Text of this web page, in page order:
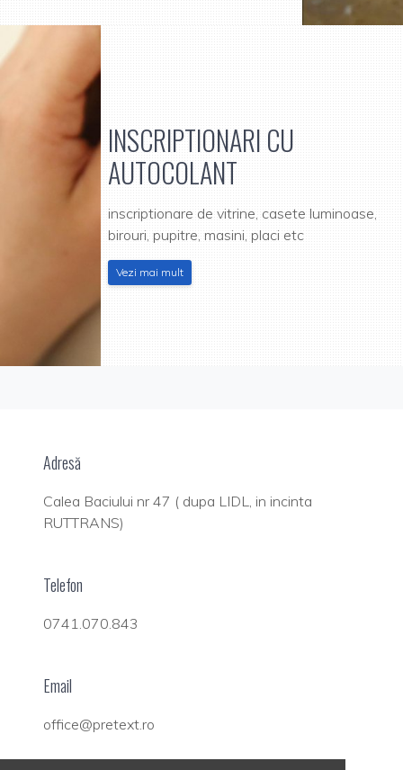
INSCRIPTIONARI CU
AUTOCOLANT
inscriptionare de vitrine, casete luminoase,
birouri, pupitre, masini, placi etc
Vezi mai mult
Adresă
Calea Baciului nr 47 ( dupa LIDL, in incinta
RUTTRANS)
Telefon
0741.070.843
Email
office@pretext.ro